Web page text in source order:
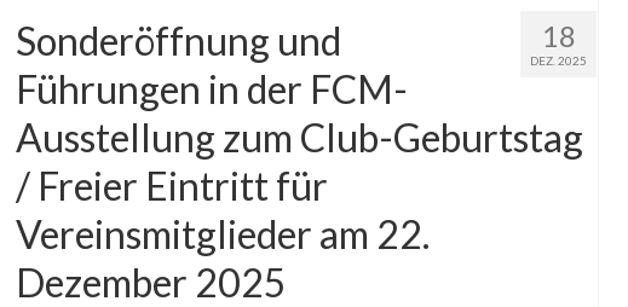
18
DEZ. 2025
Sonderöffnung und
Führungen in der FCM-
Ausstellung zum Club-Geburtstag
/ Freier Eintritt für
Vereinsmitglieder am 22.
Dezember 2025